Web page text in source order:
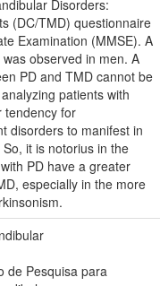
Disorders:
(DC/TMD) questionnaire
Examination (MMSE). A
observed in men. A
PD and TMD cannot be
patients with
tendency for
disorders to manifest in
it is notorius in the
PD have a greater
especially in the more
de Pesquisa para